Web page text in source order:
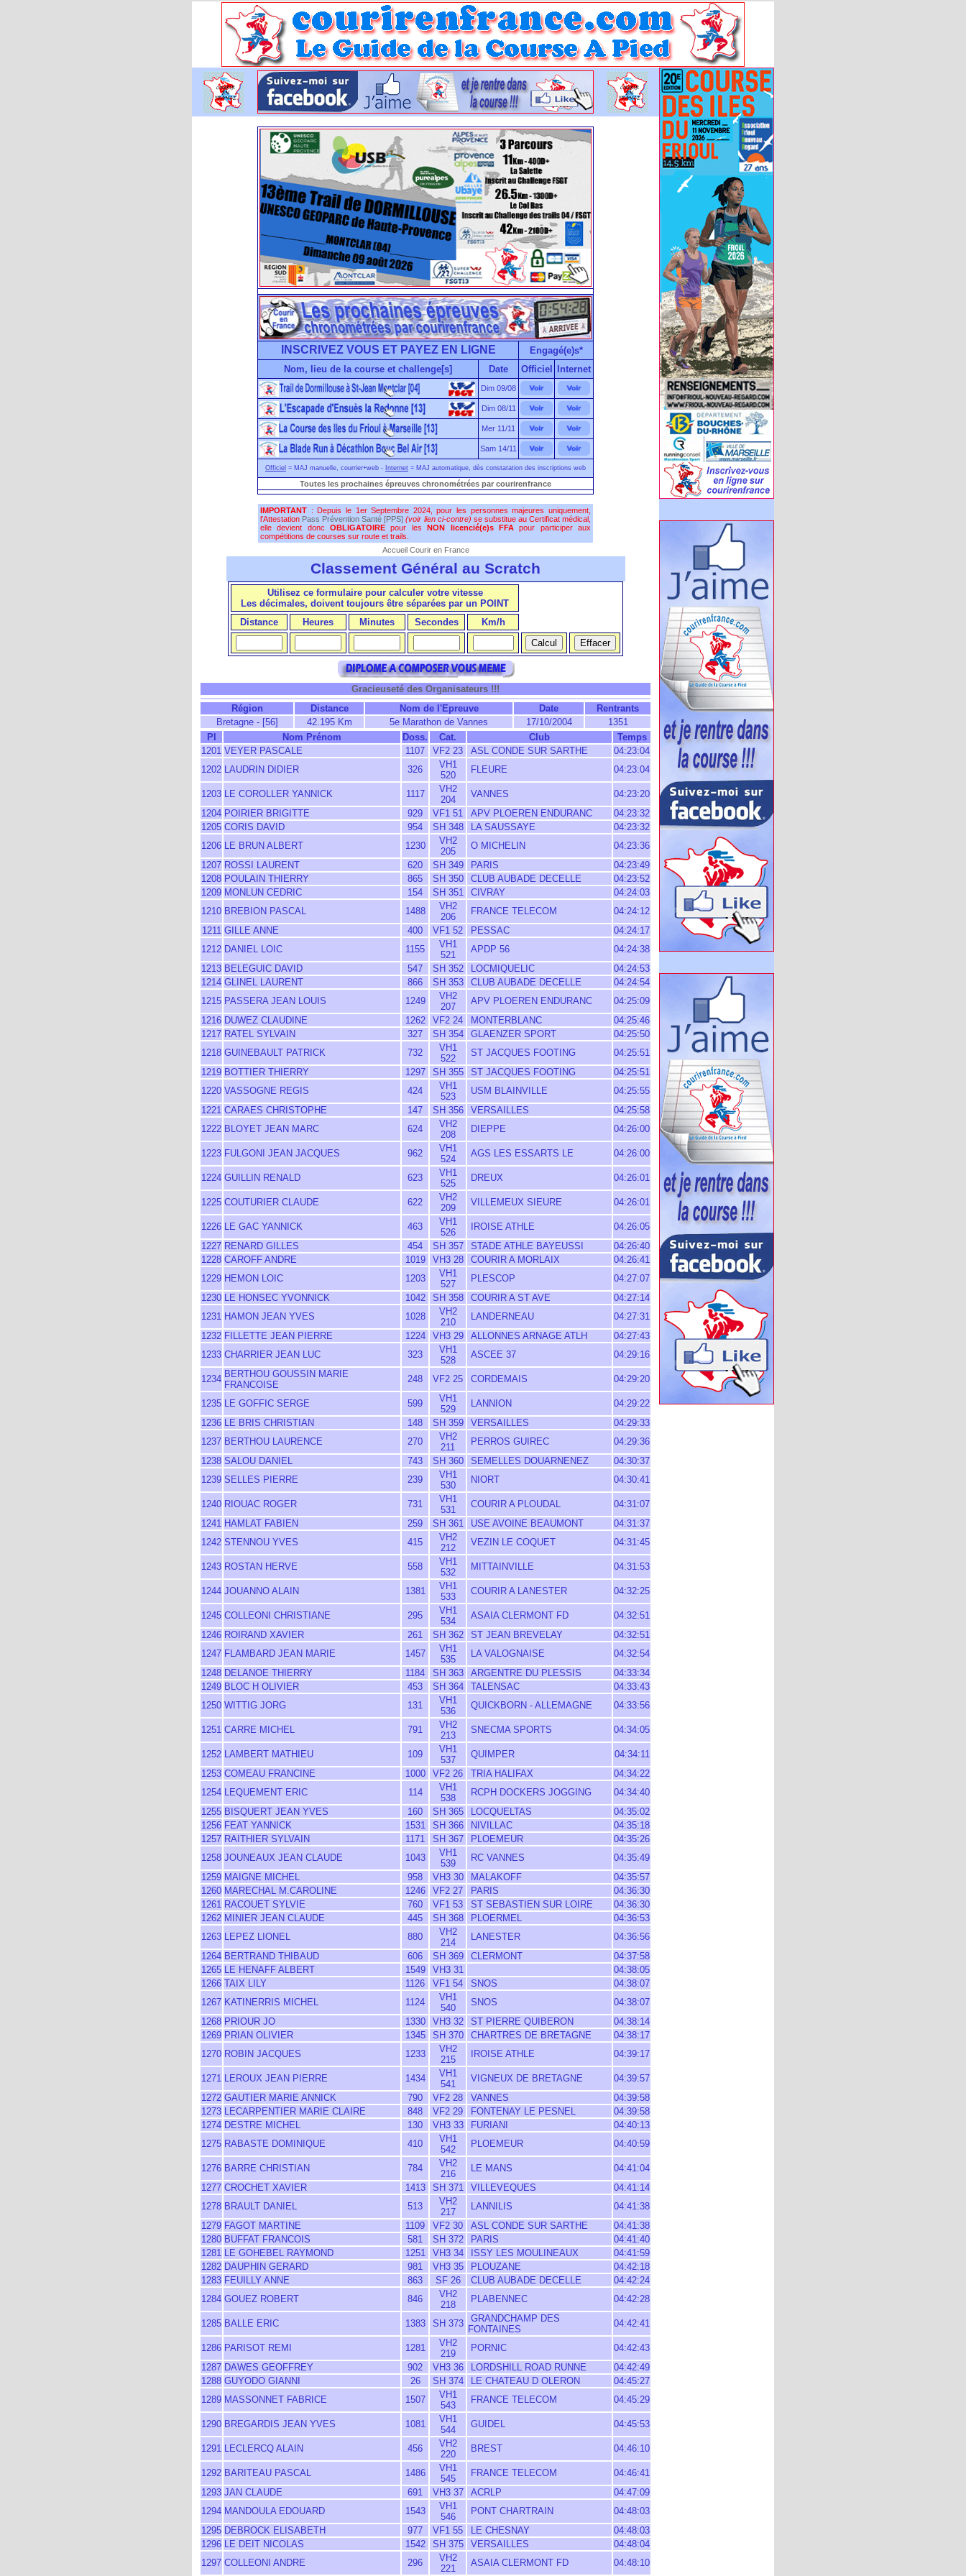
INSCRIVEZ VOUS ET PAYEZ EN LIGNE
Engagé(e)s*
Nom, lieu de la course et challenge[s]
Date Officiel Internet
Dim 09/08
Dim 08/11
Mer 11/11
Sam 14/11
Officiel = MAJ manuelle, courrier+web - Internet = MAJ automatique, dès constatation des inscriptions web
Toutes les prochaines épreuves chronométrées par courirenfrance
IMPORTANT : Depuis le 1er Septembre 2024, pour les personnes majeures uniquement,
l'Attestation Pass Prévention Santé [PPS] (voir lien ci-contre) se substitue au Certificat médical,
elle devient doncOBLIGATOIRE pour lesNON licencié(e)s FFApour participer aux
compétitions de courses sur route et trails.
Accueil Courir en France
Classement Général au Scratch
Utilisez ce formulaire pour calculer votre vitesse
Les décimales, doivent toujours être séparées par un POINT
Distance
Heures Minutes Secondes Km/h
Gracieuseté des Organisateurs !!!
Région
Distance Nom de l'Epreuve Date
Rentrants
Bretagne - [56]
42.195 Km 5e Marathon de Vannes 17/10/2004
1351
Pl
Nom Prénom Doss. Cat. Club
Temps
1201 VEYER PASCALE 1107 VF2 23 ASL CONDE SUR SARTHE
04:23:04
1202 LAUDRIN DIDIER 326
VH1
520
FLEURE 04:23:04
1203 LE COROLLER YANNICK 1117
VH2
204
VANNES
04:23:20
1204 POIRIER BRIGITTE 929 VF1 51 APV PLOEREN ENDURANC
04:23:32
1205 CORIS DAVID 954 SH 348 LA SAUSSAYE
04:23:32
1206 LE BRUN ALBERT 1230
VH2
205
O MICHELIN
04:23:36
1207 ROSSI LAURENT 620 SH 349 PARIS
04:23:49
1208 POULAIN THIERRY 865 SH 350 CLUB AUBADE DECELLE
04:23:52
1209 MONLUN CEDRIC 154 SH 351 CIVRAY
04:24:03
1210 BREBION PASCAL 1488
VH2
206
FRANCE TELECOM
04:24:12
1211 GILLE ANNE 400 VF1 52 PESSAC
04:24:17
1212 DANIEL LOIC 1155
VH1
521
APDP 56
04:24:38
1213 BELEGUIC DAVID 547 SH 352 LOCMIQUELIC
04:24:53
1214 GLINEL LAURENT 866 SH 353 CLUB AUBADE DECELLE
04:24:54
1215 PASSERA JEAN LOUIS 1249
VH2
207
APV PLOEREN ENDURANC
04:25:09
1216 DUWEZ CLAUDINE 1262 VF2 24 MONTERBLANC
04:25:46
1217 RATEL SYLVAIN 327 SH 354 GLAENZER SPORT
04:25:50
1218 GUINEBAULT PATRICK 732
VH1
522
ST JACQUES FOOTING
04:25:51
1219 BOTTIER THIERRY 1297 SH 355 ST JACQUES FOOTING
04:25:51
1220 VASSOGNE REGIS 424
VH1
523
USM BLAINVILLE
04:25:55
1221 CARAES CHRISTOPHE 147 SH 356 VERSAILLES
04:25:58
1222 BLOYET JEAN MARC 624
VH2
208
DIEPPE 04:26:00
1223 FULGONI JEAN JACQUES 962
VH1
524
AGS LES ESSARTS LE 04:26:00
1224 GUILLIN RENALD 623
VH1
525
DREUX 04:26:01
1225 COUTURIER CLAUDE 622
VH2
209
VILLEMEUX SIEURE 04:26:01
1226 LE GAC YANNICK 463
VH1
526
IROISE ATHLE
04:26:05
1227 RENARD GILLES 454 SH 357 STADE ATHLE BAYEUSSI
04:26:40
1228 CAROFF ANDRE 1019 VH3 28 COURIR A MORLAIX
04:26:41
1229 HEMON LOIC 1203
VH1
527
PLESCOP
04:27:07
1230 LE HONSEC YVONNICK 1042 SH 358 COURIR A ST AVE
04:27:14
1231 HAMON JEAN YVES 1028
VH2
210
LANDERNEAU
04:27:31
1232 FILLETTE JEAN PIERRE 1224 VH3 29 ALLONNES ARNAGE ATLH
04:27:43
1233 CHARRIER JEAN LUC 323
VH1
528
ASCEE 37 04:29:16
1234 BERTHOU GOUSSIN MARIE
FRANCOISE
248 VF2 25 CORDEMAIS 04:29:20
1235 LE GOFFIC SERGE 599
VH1
529
LANNION
04:29:22
1236 LE BRIS CHRISTIAN 148 SH 359 VERSAILLES
04:29:33
1237 BERTHOU LAURENCE 270
VH2
211
PERROS GUIREC
04:29:36
1238 SALOU DANIEL 743 SH 360 SEMELLES DOUARNENEZ
04:30:37
1239 SELLES PIERRE 239
VH1
530
NIORT 04:30:41
1240 RIOUAC ROGER 731
VH1
531
COURIR A PLOUDAL
04:31:07
1241 HAMLAT FABIEN 259 SH 361 USE AVOINE BEAUMONT
04:31:37
1242 STENNOU YVES 415
VH2
212
VEZIN LE COQUET 04:31:45
1243 ROSTAN HERVE 558
VH1
532
MITTAINVILLE 04:31:53
1244 JOUANNO ALAIN 1381
VH1
533
COURIR A LANESTER 04:32:25
1245 COLLEONI CHRISTIANE 295
VH1
534
ASAIA CLERMONT FD
04:32:51
1246 ROIRAND XAVIER 261 SH 362 ST JEAN BREVELAY
04:32:51
1247 FLAMBARD JEAN MARIE 1457
VH1
535
LA VALOGNAISE
04:32:54
1248 DELANOE THIERRY 1184 SH 363 ARGENTRE DU PLESSIS
04:33:34
1249 BLOC H OLIVIER 453 SH 364 TALENSAC
04:33:43
1250 WITTIG JORG 131
VH1
536
QUICKBORN - ALLEMAGNE 04:33:56
1251 CARRE MICHEL 791
VH2
213
SNECMA SPORTS 04:34:05
1252 LAMBERT MATHIEU 109
VH1
537
QUIMPER
04:34:11
1253 COMEAU FRANCINE 1000 VF2 26 TRIA HALIFAX
04:34:22
1254 LEQUEMENT ERIC 114
VH1
538
RCPH DOCKERS JOGGING
04:34:40
1255 BISQUERT JEAN YVES 160 SH 365 LOCQUELTAS
04:35:02
1256 FEAT YANNICK 1531 SH 366 NIVILLAC
04:35:18
1257 RAITHIER SYLVAIN 1171 SH 367 PLOEMEUR
04:35:26
1258 JOUNEAUX JEAN CLAUDE 1043
VH1
539
RC VANNES
04:35:49
1259 MAIGNE MICHEL 958 VH3 30 MALAKOFF
04:35:57
1260 MARECHAL M.CAROLINE 1246 VF2 27 PARIS
04:36:30
1261 RACOUET SYLVIE 760 VF1 53 ST SEBASTIEN SUR LOIRE
04:36:30
1262 MINIER JEAN CLAUDE 445 SH 368 PLOERMEL
04:36:53
1263 LEPEZ LIONEL 880
VH2
214
LANESTER
04:36:56
1264 BERTRAND THIBAUD 606 SH 369 CLERMONT
04:37:58
1265 LE HENAFF ALBERT 1549 VH3 31
04:38:05
1266 TAIX LILY 1126 VF1 54 SNOS
04:38:07
1267 KATINERRIS MICHEL 1124
VH1
540
SNOS
04:38:07
1268 PRIOUR JO 1330 VH3 32 ST PIERRE QUIBERON
04:38:14
1269 PRIAN OLIVIER 1345 SH 370 CHARTRES DE BRETAGNE
04:38:17
1270 ROBIN JACQUES 1233
VH2
215
IROISE ATHLE 04:39:17
1271 LEROUX JEAN PIERRE 1434
VH1
541
VIGNEUX DE BRETAGNE
04:39:57
1272 GAUTIER MARIE ANNICK 790 VF2 28 VANNES
04:39:58
1273 LECARPENTIER MARIE CLAIRE 848 VF2 29 FONTENAY LE PESNEL
04:39:58
1274 DESTRE MICHEL 130 VH3 33 FURIANI
04:40:13
1275 RABASTE DOMINIQUE 410
VH1
542
PLOEMEUR 04:40:59
1276 BARRE CHRISTIAN 784
VH2
216
LE MANS
04:41:04
1277 CROCHET XAVIER 1413 SH 371 VILLEVEQUES
04:41:14
1278 BRAULT DANIEL 513
VH2
217
LANNILIS
04:41:38
1279 FAGOT MARTINE 1109 VF2 30 ASL CONDE SUR SARTHE
04:41:38
1280 BUFFAT FRANCOIS 581 SH 372 PARIS
04:41:40
1281 LE GOHEBEL RAYMOND 1251 VH3 34 ISSY LES MOULINEAUX
04:41:59
1282 DAUPHIN GERARD 981 VH3 35 PLOUZANE
04:42:18
1283 FEUILLY ANNE 863 SF 26 CLUB AUBADE DECELLE
04:42:24
1284 GOUEZ ROBERT 846
VH2
218
PLABENNEC 04:42:28
1285 BALLE ERIC 1383 SH 373
GRANDCHAMP DES
FONTAINES
04:42:41
1286 PARISOT REMI 1281
VH2
219
PORNIC
04:42:43
1287 DAWES GEOFFREY 902 VH3 36 LORDSHILL ROAD RUNNE
04:42:49
1288 GUYODO GIANNI 26 SH 374 LE CHATEAU D OLERON
04:45:27
1289 MASSONNET FABRICE 1507
VH1
543
FRANCE TELECOM 04:45:29
1290 BREGARDIS JEAN YVES 1081
VH1
544
GUIDEL 04:45:53
1291 LECLERCQ ALAIN 456
VH2
220
BREST 04:46:10
1292 BARITEAU PASCAL 1486
VH1
545
FRANCE TELECOM
04:46:41
1293 JAN CLAUDE 691 VH3 37 ACRLP
04:47:09
1294 MANDOULA EDOUARD 1543
VH1
546
PONT CHARTRAIN
04:48:03
1295 DEBROCK ELISABETH 977 VF1 55 LE CHESNAY
04:48:03
1296 LE DEIT NICOLAS 1542 SH 375 VERSAILLES
04:48:04
1297 COLLEONI ANDRE 296
VH2
221
ASAIA CLERMONT FD 04:48:10